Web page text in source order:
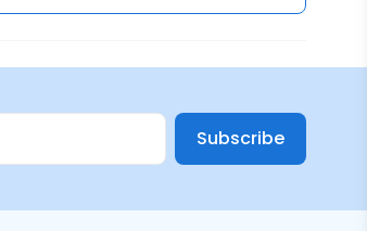
Subscribe